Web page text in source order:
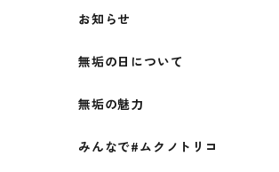
お知らせ
無垢の日について
無垢の魅力
みんなで#ムクノトリコ